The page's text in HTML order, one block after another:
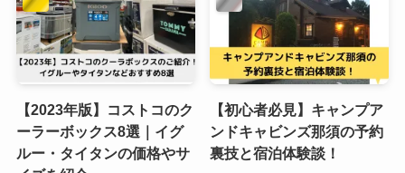
【2023年版】コストコのク
ーラーボックス8選｜イグ
ルー・タイタンの価格やサ
【初心者必見】キャンプア
ンドキャビンズ那須の予約
裏技と宿泊体験談！